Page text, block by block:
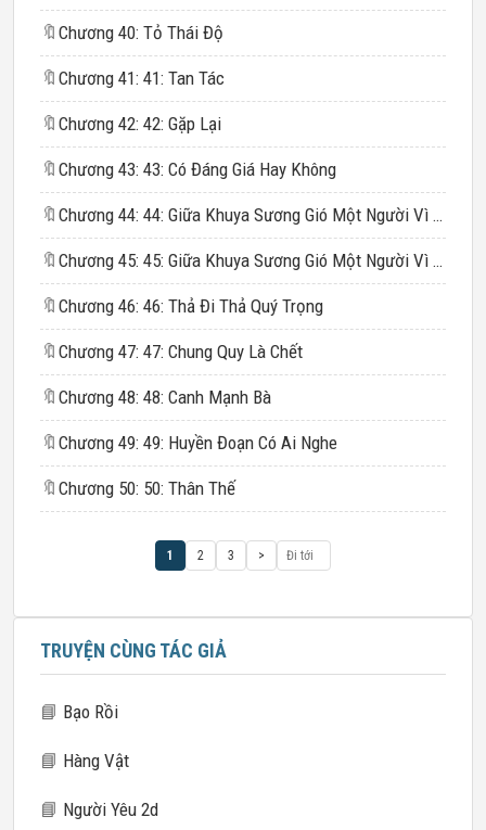
🔖 Chương 40: Tỏ Thái Độ
🔖 Chương 41: 41: Tan Tác
🔖 Chương 42: 42: Gặp Lại
🔖 Chương 43: 43: Có Đáng Giá Hay Không
🔖 Chương 44: 44: Giữa Khuya Sương Gió Một Người Vì Ai 1
🔖 Chương 45: 45: Giữa Khuya Sương Gió Một Người Vì Ai 2
🔖 Chương 46: 46: Thả Đi Thả Quý Trọng
🔖 Chương 47: 47: Chung Quy Là Chết
🔖 Chương 48: 48: Canh Mạnh Bà
🔖 Chương 49: 49: Huyền Đoạn Có Ai Nghe
🔖 Chương 50: 50: Thân Thế
1 2 3 >
TRUYỆN CÙNG TÁC GIẢ
📘 Bạo Rồi
📘 Hàng Vật
📘 Người Yêu 2d